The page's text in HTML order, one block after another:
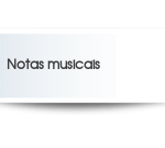
Notas musicais